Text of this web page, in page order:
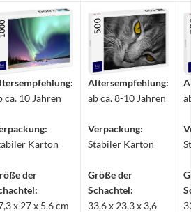
ca. 10 Jahren
Karton
der
x 27 x 5,6 cm
Altersempfehlung:
ab ca. 8-10 Jahren
Verpackung:
Stabiler Karton
Größe der
Schachtel:
33,6 x 23,3 x 3,6